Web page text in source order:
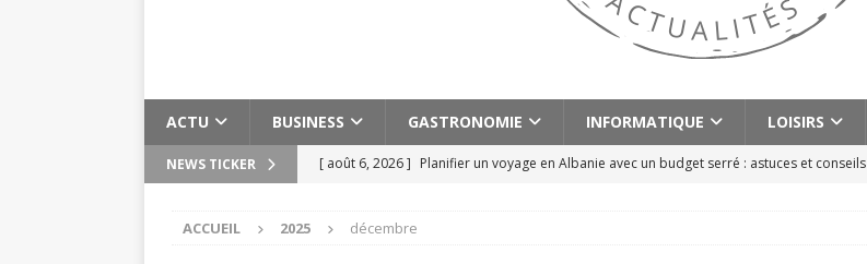
ACTU BUSINESS GASTRONOMIE INFORMATIQUE LOISIRS
NEWS TICKER [ août 6, 2026 ] Planifier un voyage en Albanie avec un budget serré : astuces et conseils
[ août 3, 2026 ]
ACCUEIL 2025 décembre